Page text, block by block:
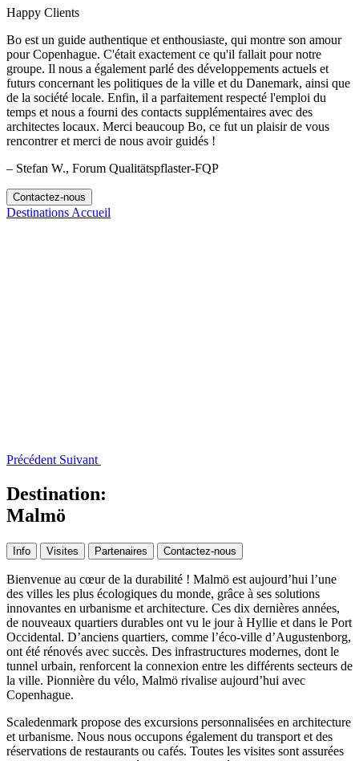
Happy Clients
Bo est un guide authentique et enthousiaste, qui montre son amour
pour Copenhague. C'était exactement ce qu'il fallait pour notre
groupe. Il nous a également parlé des développements actuels et
futurs concernant les politiques de la ville et du Danemark, ainsi que
de la société locale. Enfin, il a parfaitement respecté l'emploi du
temps et nous a fourni des contacts supplémentaires avec des
architectes locaux. Merci beaucoup Bo, ce fut un plaisir de vous
rencontrer et merci de nous avoir guidés !
– Stefan W., Forum Qualitätspflaster-FQP
Contactez-nous
Destinations Accueil
Précédent Suivant
Destination:
Malmö
Info Visites Partenaires Contactez-nous
Bienvenue au cœur de la durabilité ! Malmö est aujourd’hui l’une
des villes les plus écologiques du monde, grâce à ses solutions
innovantes en urbanisme et architecture. Ces dix dernières années,
de nouveaux quartiers durables ont vu le jour à Hyllie et dans le Port
Occidental. D’anciens quartiers, comme l’éco-ville d’Augustenborg,
ont été rénovés avec succès. Des infrastructures modernes, dont le
tunnel urbain, renforcent la connexion entre les différents secteurs de
la ville. Pionnière du vélo, Malmö rivalise aujourd’hui avec
Copenhague.
Scaledenmark propose des excursions personnalisées en architecture
et urbanisme. Nous nous occupons également du transport et des
réservations de restaurants ou cafés. Toutes les visites sont assurées